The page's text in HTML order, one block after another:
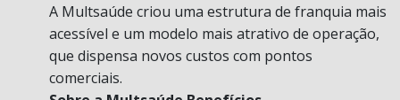
A Multsaúde criou uma estrutura de franquia mais
acessível e um modelo mais atrativo de operação,
que dispensa novos custos com pontos
comerciais.